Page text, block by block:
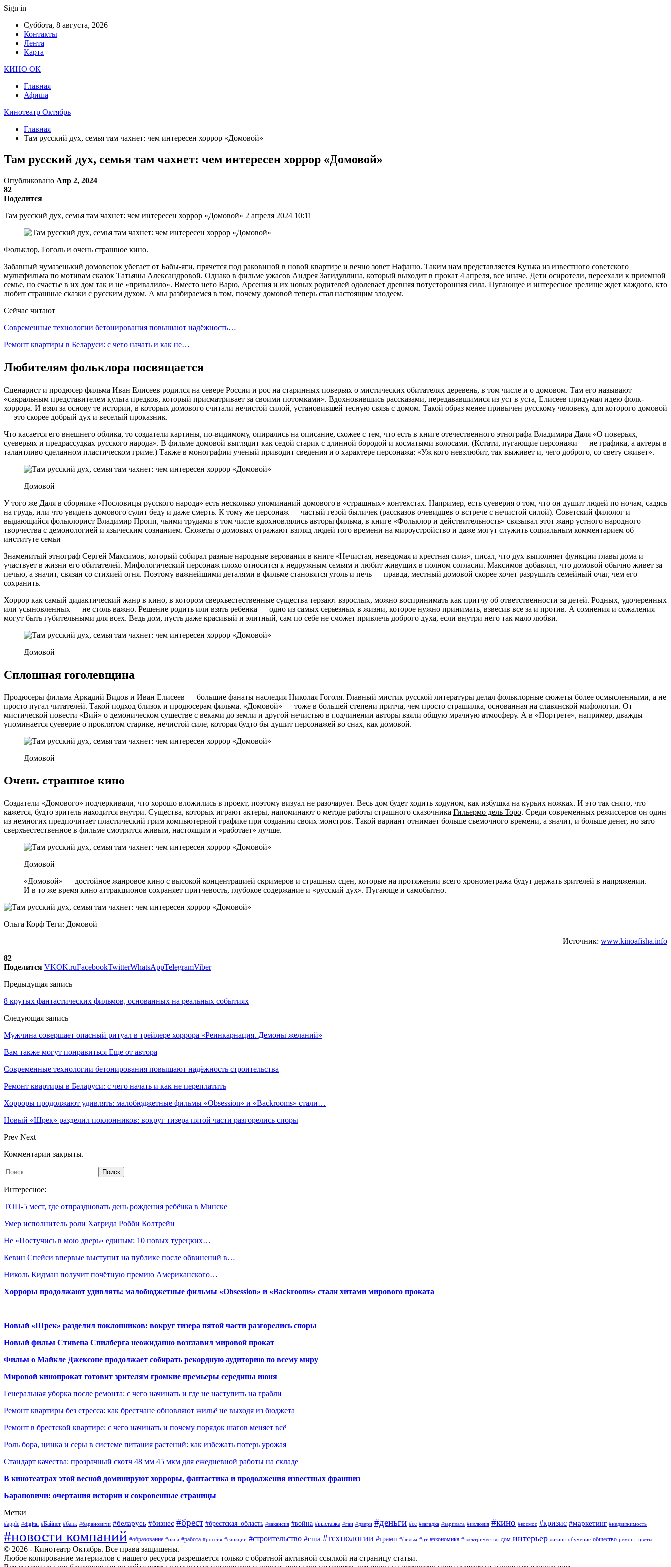
Sign in
Суббота, 8 августа, 2026
Контакты
Лента
Карта
КИНО ОК
Главная
Афиша
Кинотеатр Октябрь
Главная
Там русский дух, семья там чахнет: чем интересен хоррор «Домовой»
Там русский дух, семья там чахнет: чем интересен хоррор «Домовой»
Опубликовано Апр 2, 2024
82
Поделится
Там русский дух, семья там чахнет: чем интересен хоррор «Домовой» 2 апреля 2024 10:11
Фольклор, Гоголь и очень страшное кино.
Забавный чумазенький домовенок убегает от Бабы-яги, прячется под раковиной в новой квартире и вечно зовет Нафаню. Таким нам представляется Кузька из известного советского
мультфильма по мотивам сказок Татьяны Александровой. Однако в фильме ужасов Андрея Загидуллина, который выходит в прокат 4 апреля, все иначе. Дети осиротели, переехали к приемной
семье, но счастье в их дом так и не «привалило». Вместо него Варю, Арсения и их новых родителей одолевает древняя потусторонняя сила. Пугающее и интересное зрелище ждет каждого, кто
любит страшные сказки с русским духом. А мы разбираемся в том, почему домовой теперь стал настоящим злодеем.
Сейчас читают
Современные технологии бетонирования повышают надёжность…
Ремонт квартиры в Беларуси: с чего начать и как не…
Любителям фольклора посвящается
Сценарист и продюсер фильма Иван Елисеев родился на севере России и рос на старинных поверьях о мистических обитателях деревень, в том числе и о домовом. Там его называют
«сакральным представителем культа предков, который присматривает за своими потомками». Вдохновившись рассказами, передававшимися из уст в уста, Елисеев придумал идею фолк-
хоррора. И взял за основу те истории, в которых домового считали нечистой силой, установившей тесную связь с домом. Такой образ менее привычен русскому человеку, для которого домовой
— это скорее добрый дух и веселый проказник.
Что касается его внешнего облика, то создатели картины, по-видимому, опирались на описание, схожее с тем, что есть в книге отечественного этнографа Владимира Даля «О поверьях,
суеверьях и предрассудках русского народа». В фильме домовой выглядит как седой старик с длинной бородой и косматыми волосами. (Кстати, пугающие персонажи — не графика, а актеры в
талантливо сделанном пластическом гриме.) Также в монографии ученый приводит сведения и о характере персонажа: «Уж кого невзлюбит, так выживет и, чего доброго, со свету сживет».
Домовой
У того же Даля в сборнике «Пословицы русского народа» есть несколько упоминаний домового в «страшных» контекстах. Например, есть суеверия о том, что он душит людей по ночам, садясь
на грудь, или что увидеть домового сулит беду и даже смерть. К тому же персонаж — частый герой быличек (рассказов очевидцев о встрече с нечистой силой). Советский филолог и
выдающийся фольклорист Владимир Пропп, чьими трудами в том числе вдохновлялись авторы фильма, в книге «Фольклор и действительность» связывал этот жанр устного народного
творчества с демонологией и языческим сознанием. Сюжеты о домовых отражают взгляд людей того времени на мироустройство и даже могут служить социальным комментарием об
институте семьи
Знаменитый этнограф Сергей Максимов, который собирал разные народные верования в книге «Нечистая, неведомая и крестная сила», писал, что дух выполняет функции главы дома и
участвует в жизни его обитателей. Мифологический персонаж плохо относится к недружным семьям и любит живущих в полном согласии. Максимов добавлял, что домовой обычно живет за
печью, а значит, связан со стихией огня. Поэтому важнейшими деталями в фильме становятся уголь и печь — правда, местный домовой скорее хочет разрушить семейный очаг, чем его
сохранить.
Хоррор как самый дидактический жанр в кино, в котором сверхъестественные существа терзают взрослых, можно воспринимать как притчу об ответственности за детей. Родных, удочеренных
или усыновленных — не столь важно. Решение родить или взять ребенка — одно из самых серьезных в жизни, которое нужно принимать, взвесив все за и против. А сомнения и сожаления
могут быть губительными для всех. Ведь дом, пусть даже красивый и элитный, сам по себе не сможет привлечь доброго духа, если внутри него так мало любви.
Домовой
Сплошная гоголевщина
Продюсеры фильма Аркадий Видов и Иван Елисеев — большие фанаты наследия Николая Гоголя. Главный мистик русской литературы делал фольклорные сюжеты более осмысленными, а не
просто пугал читателей. Такой подход близок и продюсерам фильма. «Домовой» — тоже в большей степени притча, чем просто страшилка, основанная на славянской мифологии. От
мистической повести «Вий» о демоническом существе с веками до земли и другой нечистью в подчинении авторы взяли общую мрачную атмосферу. А в «Портрете», например, дважды
упоминается суеверие о проклятом старике, нечистой силе, которая будто бы душит персонажей во снах, как домовой.
Домовой
Очень страшное кино
Создатели «Домового» подчеркивали, что хорошо вложились в проект, поэтому визуал не разочарует. Весь дом будет ходить ходуном, как избушка на курьих ножках. И это так снято, что
кажется, будто зритель находится внутри. Существа, которых играют актеры, напоминают о методе работы страшного сказочника Гильермо дель Торо. Среди современных режиссеров он один
из немногих предпочитает пластический грим компьютерной графике при создании своих монстров. Такой вариант отнимает больше съемочного времени, а значит, и больше денег, но зато
сверхъестественное в фильме смотрится живым, настоящим и «работает» лучше.
Домовой
«Домовой» — достойное жанровое кино с высокой концентрацией скримеров и страшных сцен, которые на протяжении всего хронометража будут держать зрителей в напряжении.
И в то же время кино аттракционов сохраняет притчевость, глубокое содержание и «русский дух». Пугающе и самобытно.
Ольга Корф Теги: Домовой
Источник: www.kinoafisha.info
82
Поделится VKOK.ruFacebookTwitterWhatsAppTelegramViber
Предыдущая запись
8 крутых фантастических фильмов, основанных на реальных событиях
Следующая запись
Мужчина совершает опасный ритуал в трейлере хоррора «Реинкарнация. Демоны желаний»
Вам также могут понравиться Еще от автора
Современные технологии бетонирования повышают надёжность строительства
Ремонт квартиры в Беларуси: с чего начать и как не переплатить
Хорроры продолжают удивлять: малобюджетные фильмы «Obsession» и «Backrooms» стали…
Новый «Шрек» разделил поклонников: вокруг тизера пятой части разгорелись споры
Prev Next
Комментарии закрыты.
Интересное:
ТОП-5 мест, где отпраздновать день рождения ребёнка в Минске
Умер исполнитель роли Хагрида Робби Колтрейн
Не «Постучись в мою дверь» единым: 10 новых турецких…
Кевин Спейси впервые выступит на публике после обвинений в…
Николь Кидман получит почётную премию Американского…
Хорроры продолжают удивлять: малобюджетные фильмы «Obsession» и «Backrooms» стали хитами мирового проката
Новый «Шрек» разделил поклонников: вокруг тизера пятой части разгорелись споры
Новый фильм Стивена Спилберга неожиданно возглавил мировой прокат
Фильм о Майкле Джексоне продолжает собирать рекордную аудиторию по всему миру
Мировой кинопрокат готовит зрителям громкие премьеры середины июня
Генеральная уборка после ремонта: с чего начинать и где не наступить на грабли
Ремонт квартиры без стресса: как брестчане обновляют жильё не выходя из бюджета
Ремонт в брестской квартире: с чего начинать и почему порядок шагов меняет всё
Роль бора, цинка и серы в системе питания растений: как избежать потерь урожая
Стандарт качества: прозрачный скотч 48 мм 45 мкм для ежедневной работы на складе
В кинотеатрах этой весной доминируют хорроры, фантастика и продолжения известных франшиз
Барановичи: очертания истории и сокровенные страницы
Метки
#apple #digital #Байнет #банк #барановичи #беларусь #бизнес #брест #брестская_область #вакансия #война #выставка #гаи #двери #деньги #ес #загадка #зарплата #иллюзия #кино #космос #кризис #маркетинг #недвижимость
#новости компаний #образование #окна #работа #россия #санкции #строительство #сша #технологии #трамп #фильм #цт #экономика #электричество дом интерьер лизинг обучение общество ремонт цветы
© 2026 - Кинотеатр Октябрь. Все права защищены.
Любое копирование материалов с нашего ресурса разрешается только с обратной активной ссылкой на страницу статьи.